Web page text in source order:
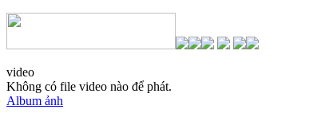
video
Không có file video nào để phát.
Album ảnh